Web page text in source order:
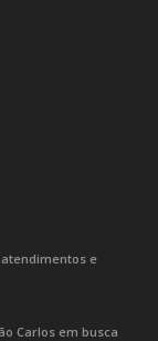
atendimentos e
Carlos em busca